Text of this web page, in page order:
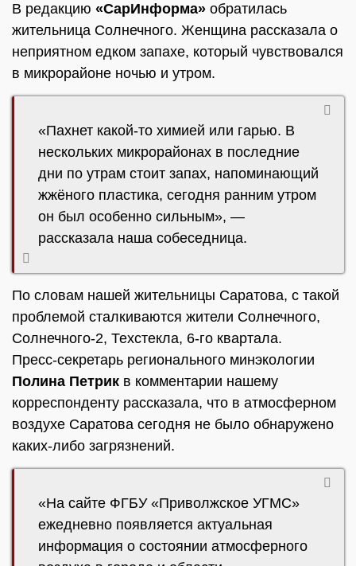
В редакцию «СарИнформа» обратилась
жительница Солнечного. Женщина рассказала о
неприятном едком запахе, который чувствовался
в микрорайоне ночью и утром.
«Пахнет какой-то химией или гарью. В
нескольких микрорайонах в последние
дни по утрам стоит запах, напоминающий
жжёного пластика, сегодня ранним утром
он был особенно сильным», —
рассказала наша собеседница.
По словам нашей жительницы Саратова, с такой
проблемой сталкиваются жители Солнечного,
Солнечного-2, Техстекла, 6-го квартала.
Пресс-секретарь регионального минэкологии
Полина Петрик в комментарии нашему
корреспонденту рассказала, что в атмосферном
воздухе Саратова сегодня не было обнаружено
каких-либо загрязнений.
«На сайте ФГБУ «Приволжское УГМС»
ежедневно появляется актуальная
информация о состоянии атмосферного